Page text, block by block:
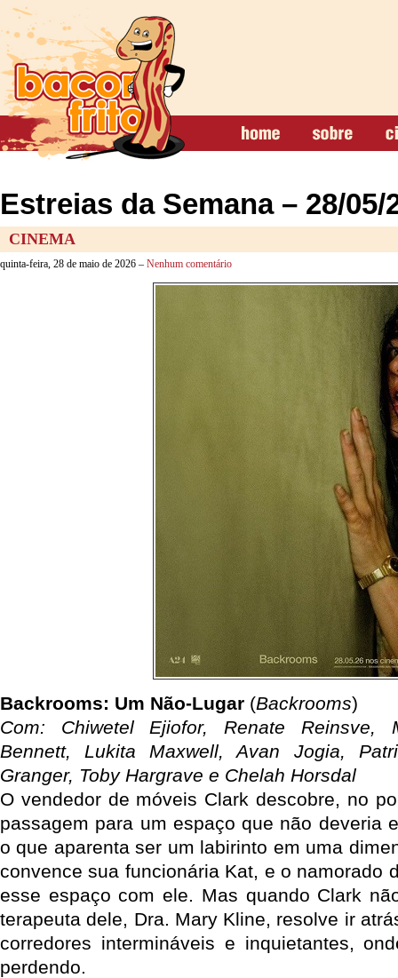
Estreias da Semana – 28/05/
CINEMA
quinta-feira, 28 de maio de 2026 – Nenhum comentário
Backrooms: Um Não-Lugar (Backrooms)
Com: Chiwetel Ejiofor, Renate Reinsve,
Bennett, Lukita Maxwell, Avan Jogia,
Granger, Toby Hargrave e Chelah Horsdal
O vendedor de móveis Clark descobre, no
passagem para um espaço que não deveria
o que aparenta ser um labirinto em uma
convence sua funcionária Kat, e o namorado
esse espaço com ele. Mas quando Clark
terapeuta dele, Dra. Mary Kline, resolve ir
corredores intermináveis e inquietantes,
perdendo.